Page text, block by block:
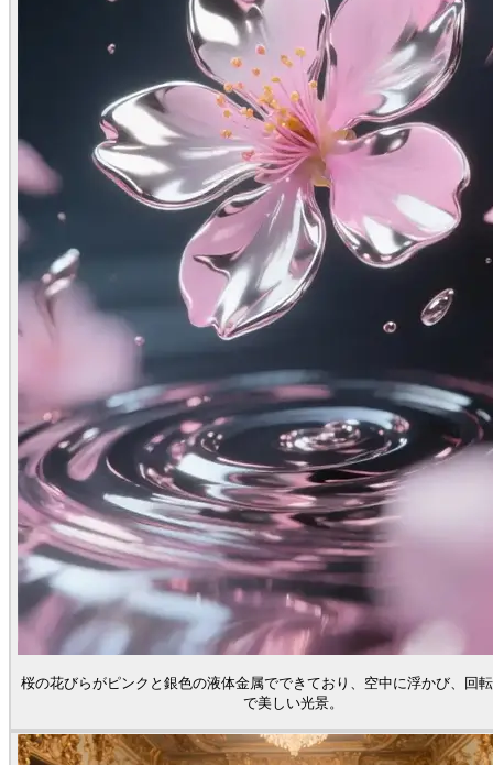
桜の花びらがピンクと銀色の液体金属でできており、空中に浮かび、回
で美しい光景。